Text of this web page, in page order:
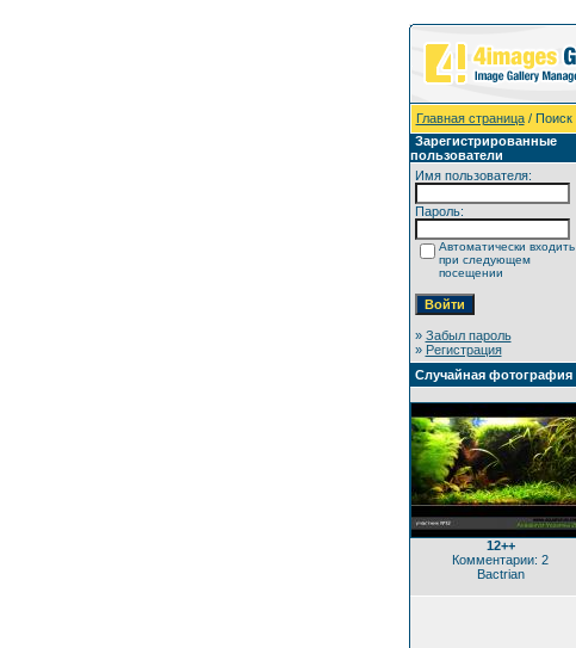
Главная страница/ Поиск
Зарегистрированные
пользователи
Имя пользователя:
Пароль:
Автоматически входить
при следующем
посещении
» Забыл пароль
» Регистрация
Случайная фотография
12++
Комментарии: 2
Bactrian